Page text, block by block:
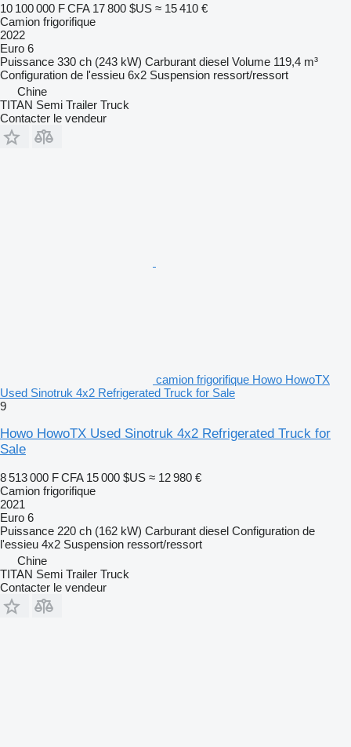
10 100 000 F CFA 17 800 $US ≈ 15 410 €
Camion frigorifique
2022
Euro 6
Puissance 330 ch (243 kW) Carburant diesel Volume 119,4 m³
Configuration de l'essieu 6x2 Suspension ressort/ressort
Chine
TITAN Semi Trailer Truck
Contacter le vendeur
camion frigorifique Howo HowoTX
Used Sinotruk 4x2 Refrigerated Truck for Sale
9
Howo HowoTX Used Sinotruk 4x2 Refrigerated Truck for
Sale
8 513 000 F CFA 15 000 $US ≈ 12 980 €
Camion frigorifique
2021
Euro 6
Puissance 220 ch (162 kW) Carburant diesel Configuration de
l'essieu 4x2 Suspension ressort/ressort
Chine
TITAN Semi Trailer Truck
Contacter le vendeur